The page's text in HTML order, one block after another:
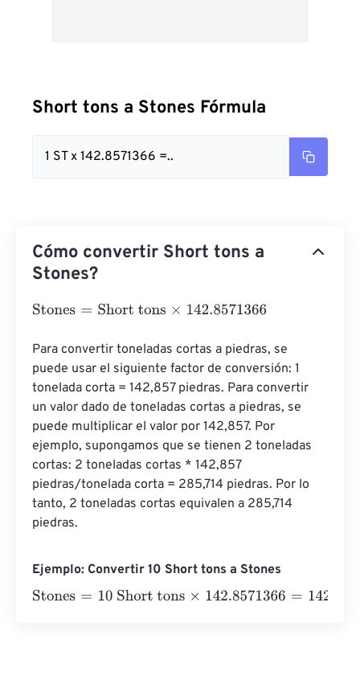
Short tons a Stones Fórmula
1 ST x 142.8571366 =..
Cómo convertir Short tons a
Stones?
Stones= Short tons×142.8571366
Para convertir toneladas cortas a piedras, se
puede usar el siguiente factor de conversión: 1
tonelada corta = 142,857 piedras. Para convertir
un valor dado de toneladas cortas a piedras, se
puede multiplicar el valor por 142,857. Por
ejemplo, supongamos que se tienen 2 toneladas
cortas: 2 toneladas cortas * 142,857
piedras/tonelada corta = 285,714 piedras. Por lo
tanto, 2 toneladas cortas equivalen a 285,714
piedras.
Ejemplo: Convertir 10 Short tons a Stones
Stones= 10 Short tons×142.8571366=1428.571366